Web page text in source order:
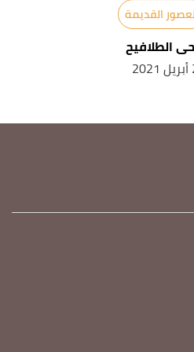
بتصرّف.
عن تأريخ اللغة السومرية،
القديمة
الطلافيح